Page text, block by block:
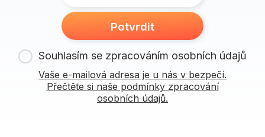
Potvrdit
Souhlasím se zpracováním osobních údajů
Vaše e-mailová adresa je u nás v bezpečí.
Přečtěte si naše podmínky zpracování
osobních údajů.